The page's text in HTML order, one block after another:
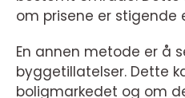
om prisene er stigende
En annen metode er å
byggetillatelser. Dette
boligmarkedet og om